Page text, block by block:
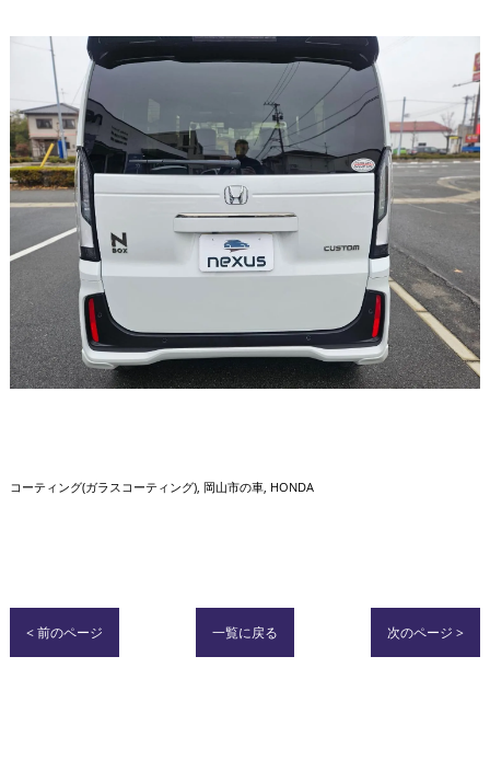
コーティング(ガラスコーティング) 岡山市の車 HONDA
< 前のページ 一覧に戻る 次のページ >